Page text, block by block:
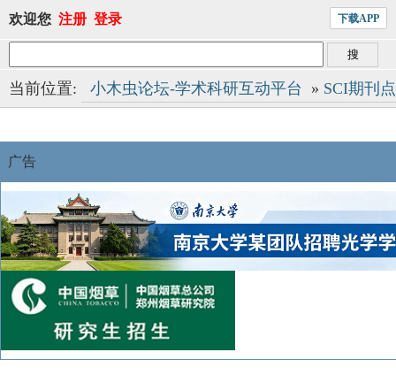
欢迎您 注册 登录 下载APP
当前位置: 小木虫论坛-学术科研互动平台 » SCI期刊
广告